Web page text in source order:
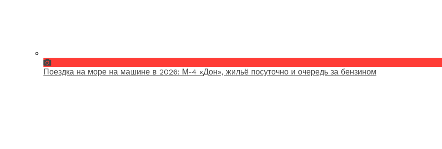
Поездка на море на машине в 2026: М-4 «Дон», жильё посуточно и очередь за бензином